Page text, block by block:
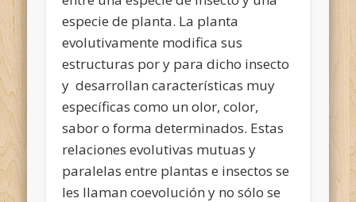
especie de planta. La planta
evolutivamente modifica sus
estructuras por y para dicho insecto
y desarrollan características muy
específicas como un olor, color,
sabor o forma determinados. Estas
relaciones evolutivas mutuas y
paralelas entre plantas e insectos se
les llaman coevolución y no sólo se